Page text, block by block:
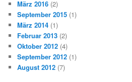
März 2016 (2)
September 2015 (1)
März 2014 (1)
Februar 2013 (2)
Oktober 2012 (4)
September 2012 (1)
August 2012 (7)